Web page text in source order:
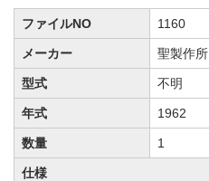
ファイルNO 1160
メーカー 聖製作所
型式 不明
年式 1962
数量 1
仕様